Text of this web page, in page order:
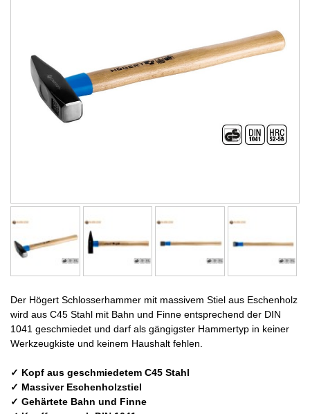
Der Högert Schlosserhammer mit massivem Stiel aus Eschenholz
wird aus C45 Stahl mit Bahn und Finne entsprechend der DIN
1041 geschmiedet und darf als gängigster Hammertyp in keiner
Werkzeugkiste und keinem Haushalt fehlen.
✓ Kopf aus geschmiedetem C45 Stahl
✓ Massiver Eschenholzstiel
✓ Gehärtete Bahn und Finne